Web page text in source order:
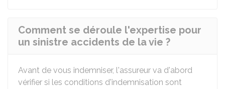
Comment se déroule l'expertise pour
un sinistre accidents de la vie ?
Avant de vous indemniser, l'assureur va d'abord
vérifier si les conditions d'indemnisation sont